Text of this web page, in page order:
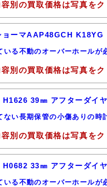
別の買取価格は写真を
ョーマAAP48GCH K18YG
いる不動のオーバーホールが
別の買取価格は写真を
39㎜ アフターダイ
ない長期保管の小傷ありの時
別の買取価格は写真を
33㎜ アフターダイ
いる不動のオーバーホールが